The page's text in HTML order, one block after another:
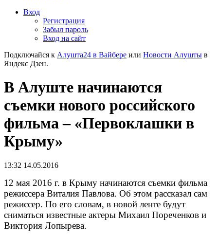
Вход
Регистрация
Забыл пароль
Вход на сайт
Подключайся к Алушта24 в Вайбере или Новости Алушты в
Яндекс Дзен.
В Алуште начинаются
съемки нового российского
фильма – «Первоклашки в
Крыму»
13:32 14.05.2016
12 мая 2016 г. в Крыму начинаются съемки фильма
режиссера Виталия Павлова. Об этом рассказал сам
режиссер. По его словам, в новой ленте будут
сниматься известные актеры Михаил Пореченков и
Виктория Лопырева.